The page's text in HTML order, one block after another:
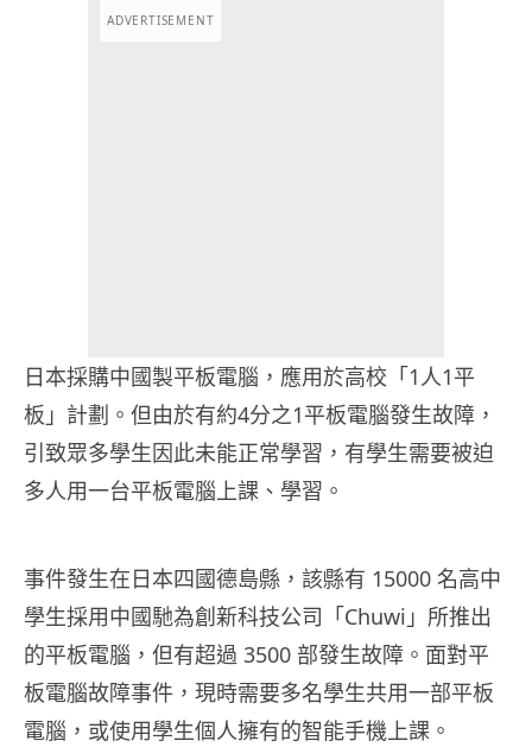
ADVERTISEMENT
日本採購中國製平板電腦，應用於高校「1人1平
板」計劃。但由於有約4分之1平板電腦發生故障，
引致眾多學生因此未能正常學習，有學生需要被迫
多人用一台平板電腦上課、學習。
事件發生在日本四國德島縣，該縣有 15000 名高中
學生採用中國馳為創新科技公司「Chuwi」所推出
的平板電腦，但有超過 3500 部發生故障。面對平
板電腦故障事件，現時需要多名學生共用一部平板
電腦，或使用學生個人擁有的智能手機上課。